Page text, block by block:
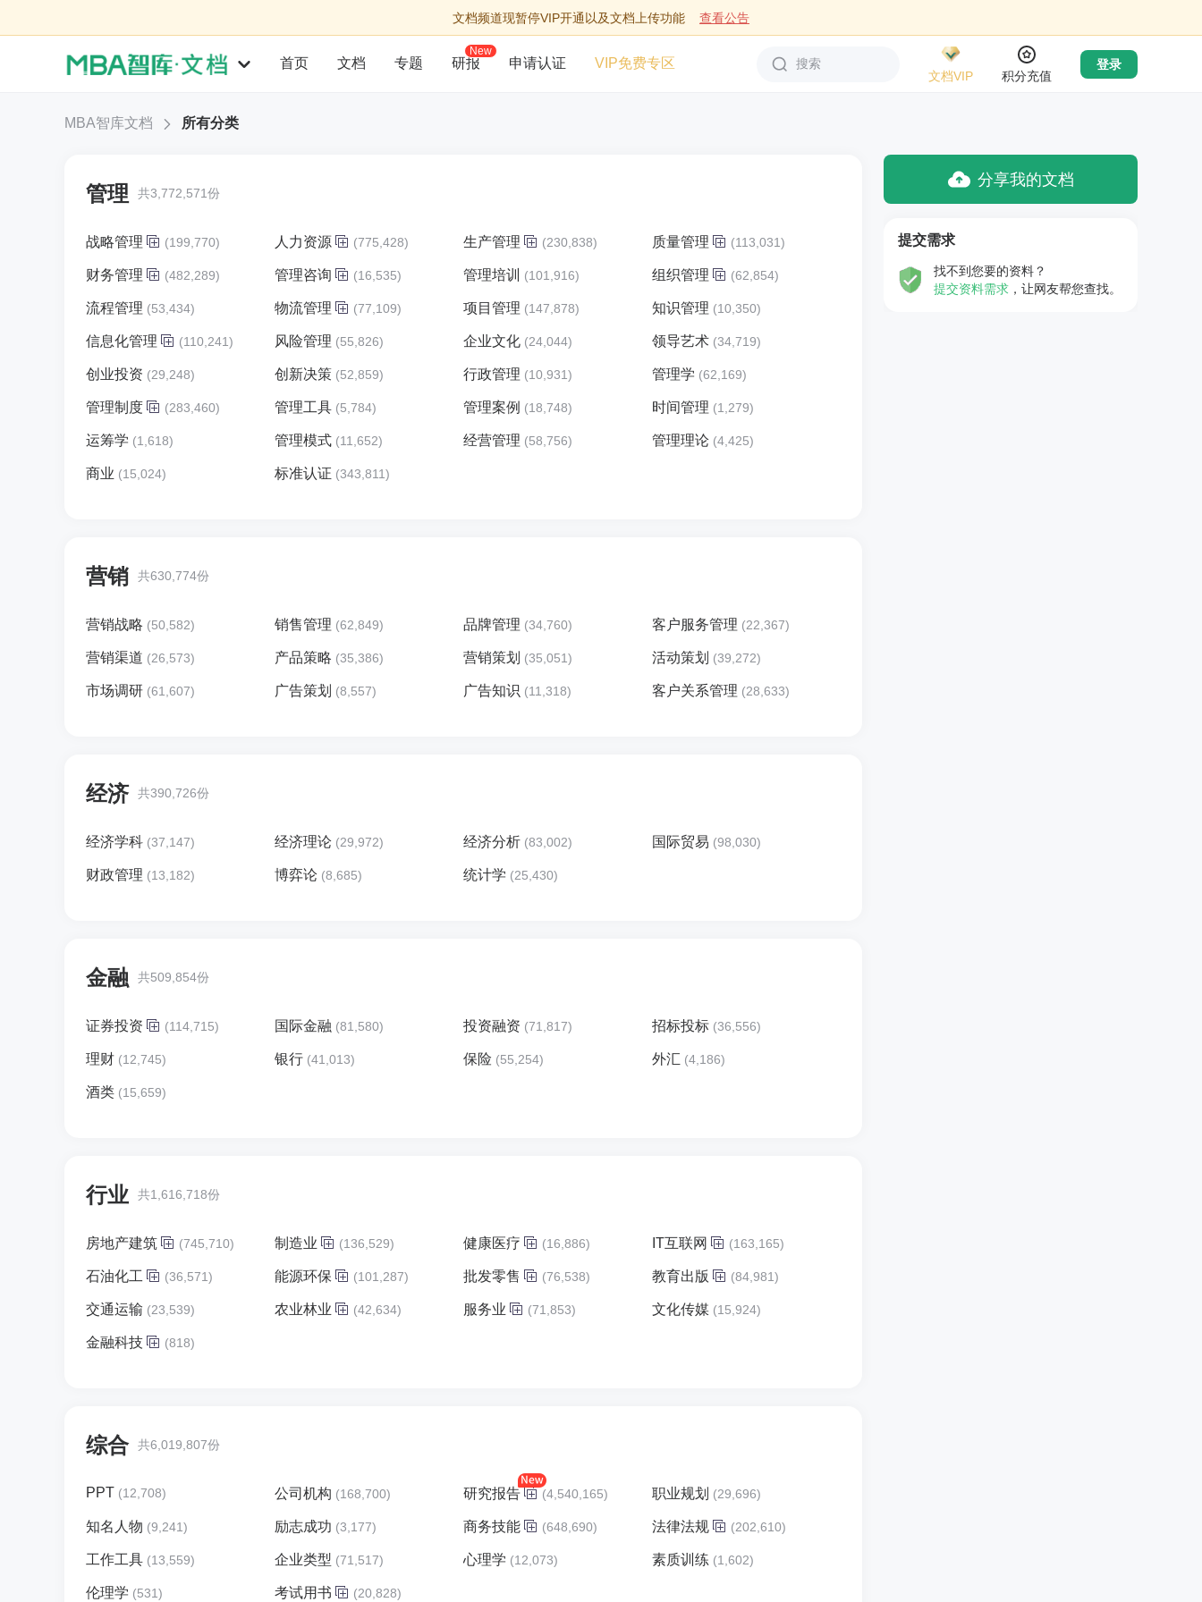
文档频道现暂停VIP开通以及文档上传功能 查看公告
首页 文档 专题 研报
New
申请认证 VIP免费专区
搜索
文档VIP
积分充值
登录
MBA智库文档 所有分类
管理 共3,772,571份
战略管理 (199,770) 人力资源 (775,428) 生产管理 (230,838) 质量管理 (113,031)
财务管理 (482,289) 管理咨询 (16,535) 管理培训 (101,916) 组织管理 (62,854)
流程管理 (53,434) 物流管理 (77,109) 项目管理 (147,878) 知识管理 (10,350)
信息化管理 (110,241) 风险管理 (55,826) 企业文化 (24,044) 领导艺术 (34,719)
创业投资 (29,248) 创新决策 (52,859) 行政管理 (10,931) 管理学 (62,169)
管理制度 (283,460) 管理工具 (5,784) 管理案例 (18,748) 时间管理 (1,279)
运筹学 (1,618) 管理模式 (11,652) 经营管理 (58,756) 管理理论 (4,425)
商业 (15,024) 标准认证 (343,811)
营销 共630,774份
营销战略 (50,582) 销售管理 (62,849) 品牌管理 (34,760) 客户服务管理 (22,367)
营销渠道 (26,573) 产品策略 (35,386) 营销策划 (35,051) 活动策划 (39,272)
市场调研 (61,607) 广告策划 (8,557) 广告知识 (11,318) 客户关系管理 (28,633)
经济 共390,726份
经济学科 (37,147) 经济理论 (29,972) 经济分析 (83,002) 国际贸易 (98,030)
财政管理 (13,182) 博弈论 (8,685) 统计学 (25,430)
金融 共509,854份
证券投资 (114,715) 国际金融 (81,580) 投资融资 (71,817) 招标投标 (36,556)
理财 (12,745) 银行 (41,013) 保险 (55,254) 外汇 (4,186)
酒类 (15,659)
行业 共1,616,718份
房地产建筑 (745,710) 制造业 (136,529) 健康医疗 (16,886) IT互联网 (163,165)
石油化工 (36,571) 能源环保 (101,287) 批发零售 (76,538) 教育出版 (84,981)
交通运输 (23,539) 农业林业 (42,634) 服务业 (71,853) 文化传媒 (15,924)
金融科技 (818)
综合 共6,019,807份
PPT (12,708) 公司机构 (168,700) 研究报告 (4,540,165) 职业规划 (29,696)
知名人物 (9,241) 励志成功 (3,177) 商务技能 (648,690) 法律法规 (202,610)
工作工具 (13,559) 企业类型 (71,517) 心理学 (12,073) 素质训练 (1,602)
伦理学 (531) 考试用书 (20,828)
分享我的文档
提交需求
找不到您要的资料？
提交资料需求 ，让网友帮您查找。